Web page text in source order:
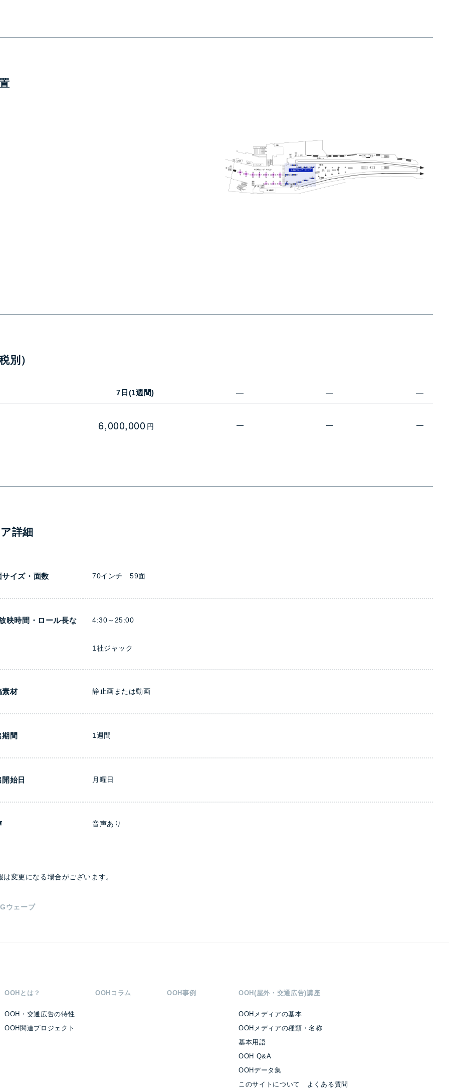
別）
7日(1週間) — — —
6,000,000 円 — — —
詳細
サイズ・面数 70インチ 59面
映時間・ロール長な 4:30～25:00
1社ジャック
素材 静止画または動画
間 1週間
始日 月曜日
音声あり
は変更になる場合がございます。
ウェーブ
OOHとは？
OOH・交通広告の特性
OOH関連プロジェクト
OOHコラム OOH事例 OOH(屋外・交通広告)講座
OOHメディアの基本
OOHメディアの種類・名称
基本用語
OOH Q&A
OOHデータ集
このサイトについて よくある質問